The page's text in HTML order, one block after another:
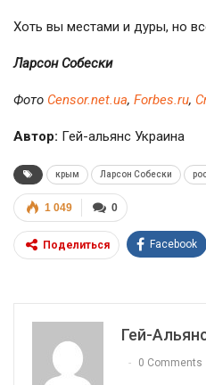
Хоть вы местами и дуры, но
Ларсон Собески
Фото Сensor.net.ua, Forbes.ru,
Автор: Гей-альянс Украина
крым Ларсон Собески
0
1 049
Поделиться Facebook
Гей-
0 Comments